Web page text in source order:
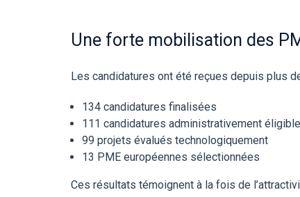
Une forte mobilisation des
Les candidatures ont été reçues depuis plus
134 candidatures finalisées
111 candidatures administrativement
99 projets évalués technologiquement
13 PME européennes sélectionnées
Ces résultats témoignent à la fois de